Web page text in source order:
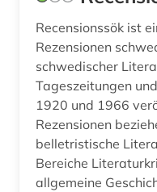
Recensionssök ist
Rezensionen
schwedischer
Tageszeitungen
1920 und 1966
Rezensionen
belletristische
Bereiche Literaturkritik und -geschichte,
allgemeine